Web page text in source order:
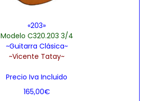
«203»
Modelo C320.203 3/4
~Guitarra Clásica~
~Vicente Tatay~
Precio Iva Incluido
165,00€